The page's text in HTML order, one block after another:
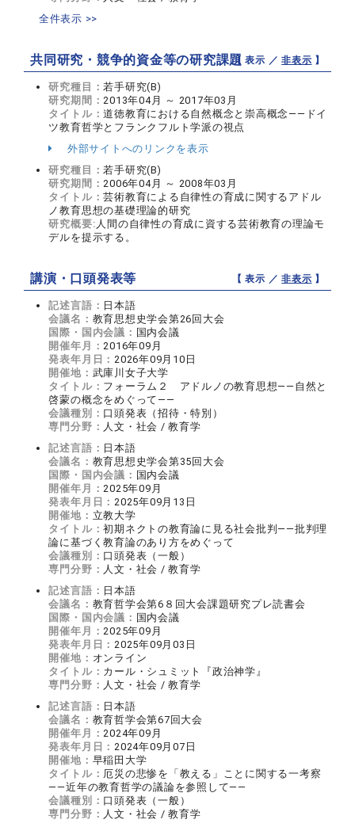
全件表示 >>
共同研究・競争的資金等の研究課題【 表示 ／非表示 】
研究種目：若手研究(B)
研究期間：2013年04月 ～ 2017年03月
タイトル：道徳教育における自然概念と崇高概念――ドイ
ツ教育哲学とフランクフルト学派の視点
外部サイトへのリンクを表示
研究種目：若手研究(B)
研究期間：2006年04月 ～ 2008年03月
タイトル：芸術教育による自律性の育成に関するアドル
ノ教育思想の基礎理論的研究
研究概要: 人間の自律性の育成に資する芸術教育の理論モ
デルを提示する。
講演・口頭発表等 【 表示 ／非表示 】
記述言語： 日本語
会議名： 教育思想史学会第26回大会
国際・国内会議： 国内会議
開催年月：2016年09月
発表年月日：2026年09月10日
開催地： 武庫川女子大学
タイトル： フォーラム２ アドルノの教育思想――自然と
啓蒙の概念をめぐって――
会議種別： 口頭発表（招待・特別）
専門分野： 人文・社会 / 教育学
記述言語： 日本語
会議名： 教育思想史学会第35回大会
国際・国内会議： 国内会議
開催年月：2025年09月
発表年月日：2025年09月13日
開催地： 立教大学
タイトル：初期ネクトの教育論に見る社会批判――批判理
論に基づく教育論のあり方をめぐって
会議種別： 口頭発表（一般）
専門分野： 人文・社会 / 教育学
記述言語： 日本語
会議名： 教育哲学会第6８回大会課題研究プレ読書会
国際・国内会議： 国内会議
開催年月：2025年09月
発表年月日：2025年09月03日
開催地： オンライン
タイトル： カール・シュミット『政治神学』
専門分野： 人文・社会 / 教育学
記述言語： 日本語
会議名： 教育哲学会第67回大会
開催年月：2024年09月
発表年月日：2024年09月07日
開催地： 早稲田大学
タイトル： 厄災の悲惨を「教える」ことに関する一考察
――近年の教育哲学の議論を参照して――
会議種別： 口頭発表（一般）
専門分野： 人文・社会 / 教育学